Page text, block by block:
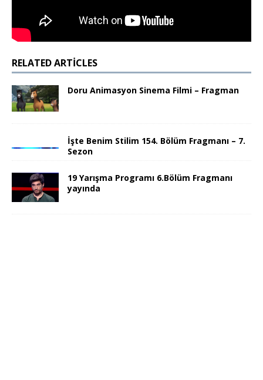
RELATED ARTICLES
Doru Animasyon Sinema Filmi – Fragman
İşte Benim Stilim 154. Bölüm Fragmanı – 7.
Sezon
19 Yarışma Programı 6.Bölüm Fragmanı
yayında